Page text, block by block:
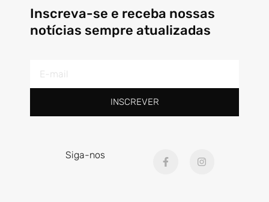
Inscreva-se e receba nossas
notícias sempre atualizadas
mail
INSCREVER
Siga-nos
a
n